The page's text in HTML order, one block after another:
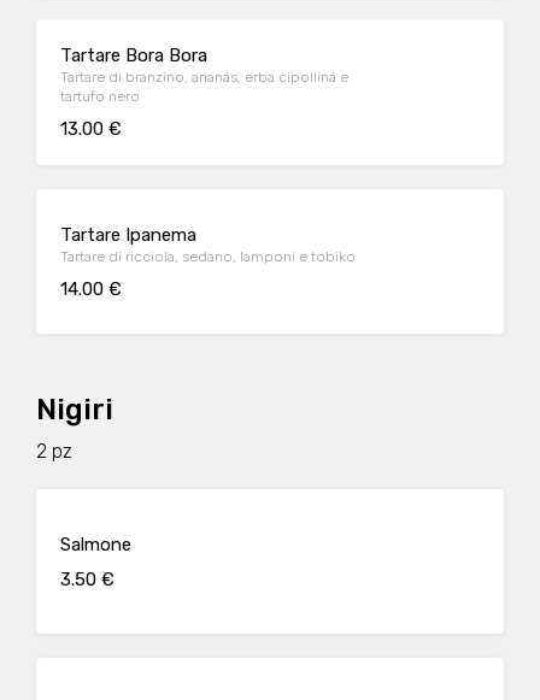
Tartare Bora Bora
Tartare di branzino, ananas, erba cipollina e
tartufo nero
13.00 €
Tartare Ipanema
Tartare di ricciola, sedano, lamponi e tobiko
14.00 €
Nigiri
2 pz
Salmone
3.50 €